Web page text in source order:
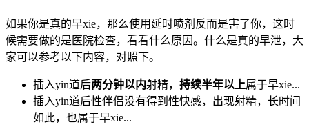
如果你是真的早xie，那么使用延时喷剂反而是害了你，这时
候需要做的是医院检查，看看什么原因。什么是真的早泄，大
家可以参考以下内容，对照下。
插入yin道后两分钟以内射精， 持续半年以上属于早xie...
插入yin道后性伴侣没有得到性快感，出现射精，长时间
如此，也属于早xie...